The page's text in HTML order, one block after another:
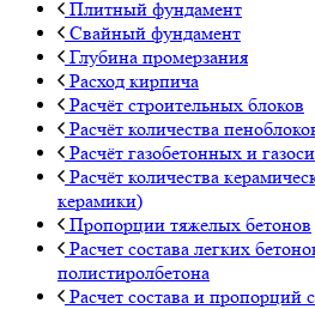
Плитный фундамент
Свайный фундамент
Глубина промерзания
Расход кирпича
Расчёт строительных блоков
Расчёт количества
Расчёт газобетонных и
Расчёт количества
керамики)
Пропорции тяжелых бетонов
Расчет состава легких
полистиролбетона
Расчет состава и пропорций